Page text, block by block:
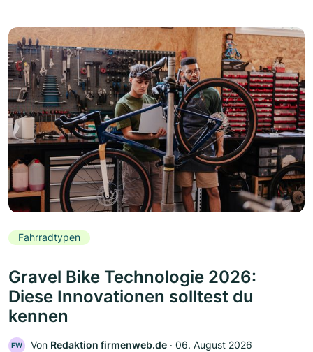
Fahrradtypen
Gravel Bike Technologie 2026:
Diese Innovationen solltest du
kennen
FW Von Redaktion firmenweb.de ‧ 06. August 2026